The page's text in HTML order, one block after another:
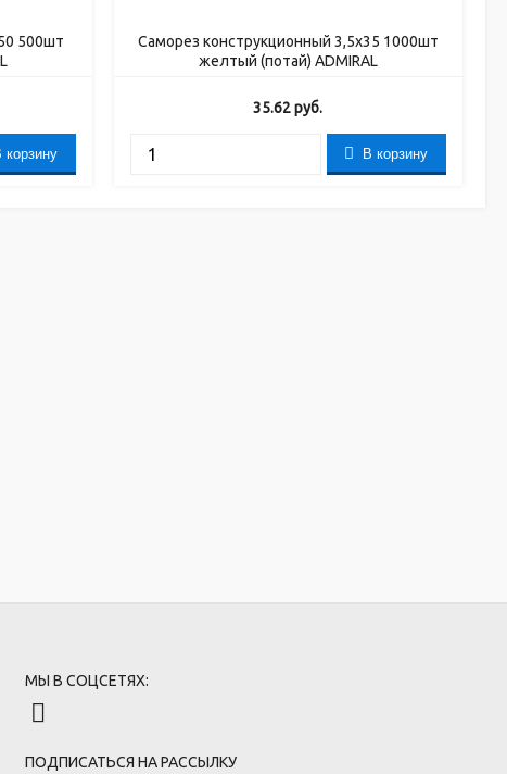
500шт
корзину
Саморез конструкционный 3,5х35 1000шт
желтый (потай) ADMIRAL
35.62руб.
В корзину
МЫ В СОЦСЕТЯХ:
ПОДПИСАТЬСЯ НА РАССЫЛКУ